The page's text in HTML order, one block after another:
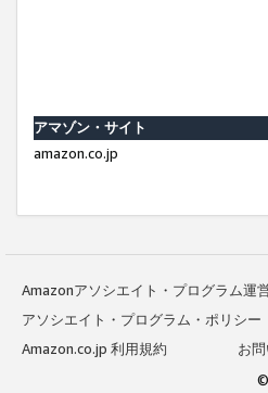
アマゾン・サイト
amazon.co.jp
Amazonアソシエイト・プログラム運
アソシエイト・プログラム・ポリシー
Amazon.co.jp 利用規約
お
©